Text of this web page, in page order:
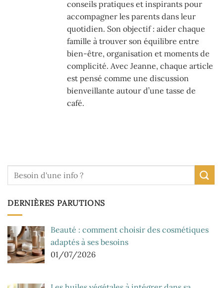
conseils pratiques et inspirants pour
accompagner les parents dans leur
quotidien. Son objectif : aider chaque
famille à trouver son équilibre entre
bien-être, organisation et moments de
complicité. Avec Jeanne, chaque article
est pensé comme une discussion
bienveillante autour d’une tasse de
café.
DERNIÈRES PARUTIONS
Beauté : comment choisir des cosmétiques
adaptés à ses besoins
01/07/2026